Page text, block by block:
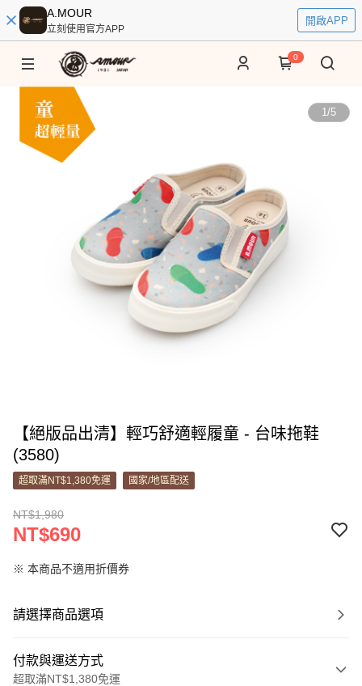
A.MOUR
立刻使用官方APP
開啟APP
0
1/5
【絕版品出清】輕巧舒適輕履童 - 台味拖鞋
(3580)
超取滿NT$1,380免運 國家/地區配送
NT$1,980
NT$690
※ 本商品不適用折價券
請選擇商品選項
付款與運送方式
超取滿NT$1,380免運